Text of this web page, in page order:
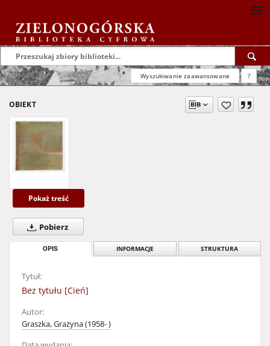
Wyszukiwanie zaawansowane ?
OBIEKT
Pokaż treść
Pobierz
OPIS INFORMACJE STRUKTURA
Tytuł:
Bez tytułu [Cień]
Autor:
Graszka, Grażyna (1958- )